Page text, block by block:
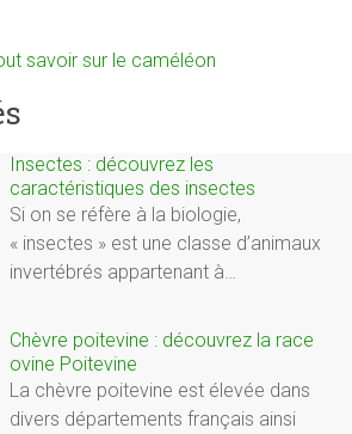
savoir sur le caméléon
Insectes : découvrez les
caractéristiques des insectes
Si on se réfère à la biologie,
« insectes » est une classe d’animaux
invertébrés appartenant à…
Chèvre poitevine : découvrez la race
ovine Poitevine
La chèvre poitevine est élevée dans
divers départements français ainsi